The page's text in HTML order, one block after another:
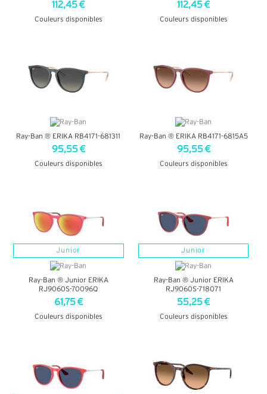
112,45 €
Couleurs disponibles
112,45 €
Couleurs disponibles
Ray-Ban ® ERIKA RB4171-681311
95,55 €
Couleurs disponibles
Ray-Ban ® ERIKA RB4171-6815A5
95,55 €
Couleurs disponibles
Junior
Ray-Ban ® Junior ERIKA
RJ9060S-70096Q
61,75 €
Couleurs disponibles
Junior
Ray-Ban ® Junior ERIKA
RJ9060S-718071
55,25 €
Couleurs disponibles